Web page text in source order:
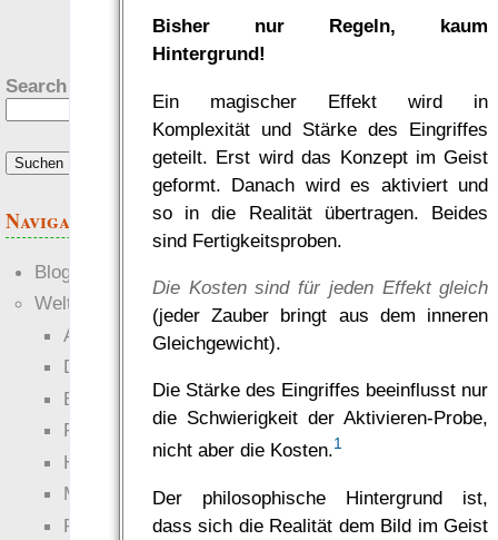
Bisher nur Regeln, kaum
Hintergrund!
Ein magischer Effekt wird in
Komplexität und Stärke des Eingriffes
geteilt. Erst wird das Konzept im Geist
geformt. Danach wird es aktiviert und
so in die Realität übertragen. Beides
sind Fertigkeitsproben.
Die Kosten sind für jeden Effekt gleich
(jeder Zauber bringt aus dem inneren
Gleichgewicht).
Die Stärke des Eingriffes beeinflusst nur
die Schwierigkeit der Aktivieren-Probe,
nicht aber die Kosten.1
Der philosophische Hintergrund ist,
dass sich die Realität dem Bild im Geist
?
Search this site:
Navigation
Blogs
Welten
Ante Portas
Die neuen Lande
EWS-X
Freihändler
Hinter der Welt
Magie
RaumZeit
— PiHalbe: Mutant —
gångens Arvta­gare